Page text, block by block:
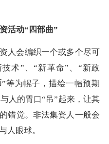
活动“四部曲”
人会编织一个或多个尽可
术”、“新革命”、“新政
等为幌子，描绘一幅预期
人的胃口“吊”起来，让其
错觉。非法集资人一般会
人眼球。